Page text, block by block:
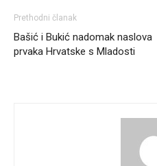
Prethodni članak
Bašić i Bukić nadomak naslova
prvaka Hrvatske s Mladosti